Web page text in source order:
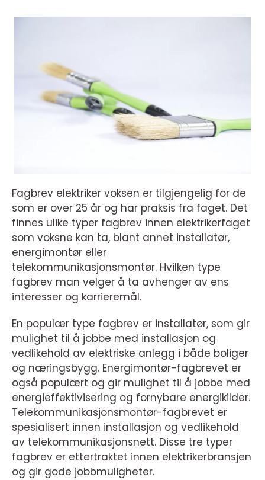
Fagbrev elektriker voksen er tilgjengelig for de
som er over 25 år og har praksis fra faget. Det
finnes ulike typer fagbrev innen elektrikerfaget
som voksne kan ta, blant annet installatør,
energimontør eller
telekommunikasjonsmontør. Hvilken type
fagbrev man velger å ta avhenger av ens
interesser og karrieremål.
En populær type fagbrev er installatør, som gir
mulighet til å jobbe med installasjon og
vedlikehold av elektriske anlegg i både boliger
og næringsbygg. Energimontør-fagbrevet er
også populært og gir mulighet til å jobbe med
energieffektivisering og fornybare energikilder.
Telekommunikasjonsmontør-fagbrevet er
spesialisert innen installasjon og vedlikehold
av telekommunikasjonsnett. Disse tre typer
fagbrev er ettertraktet innen elektrikerbransjen
og gir gode jobbmuligheter.